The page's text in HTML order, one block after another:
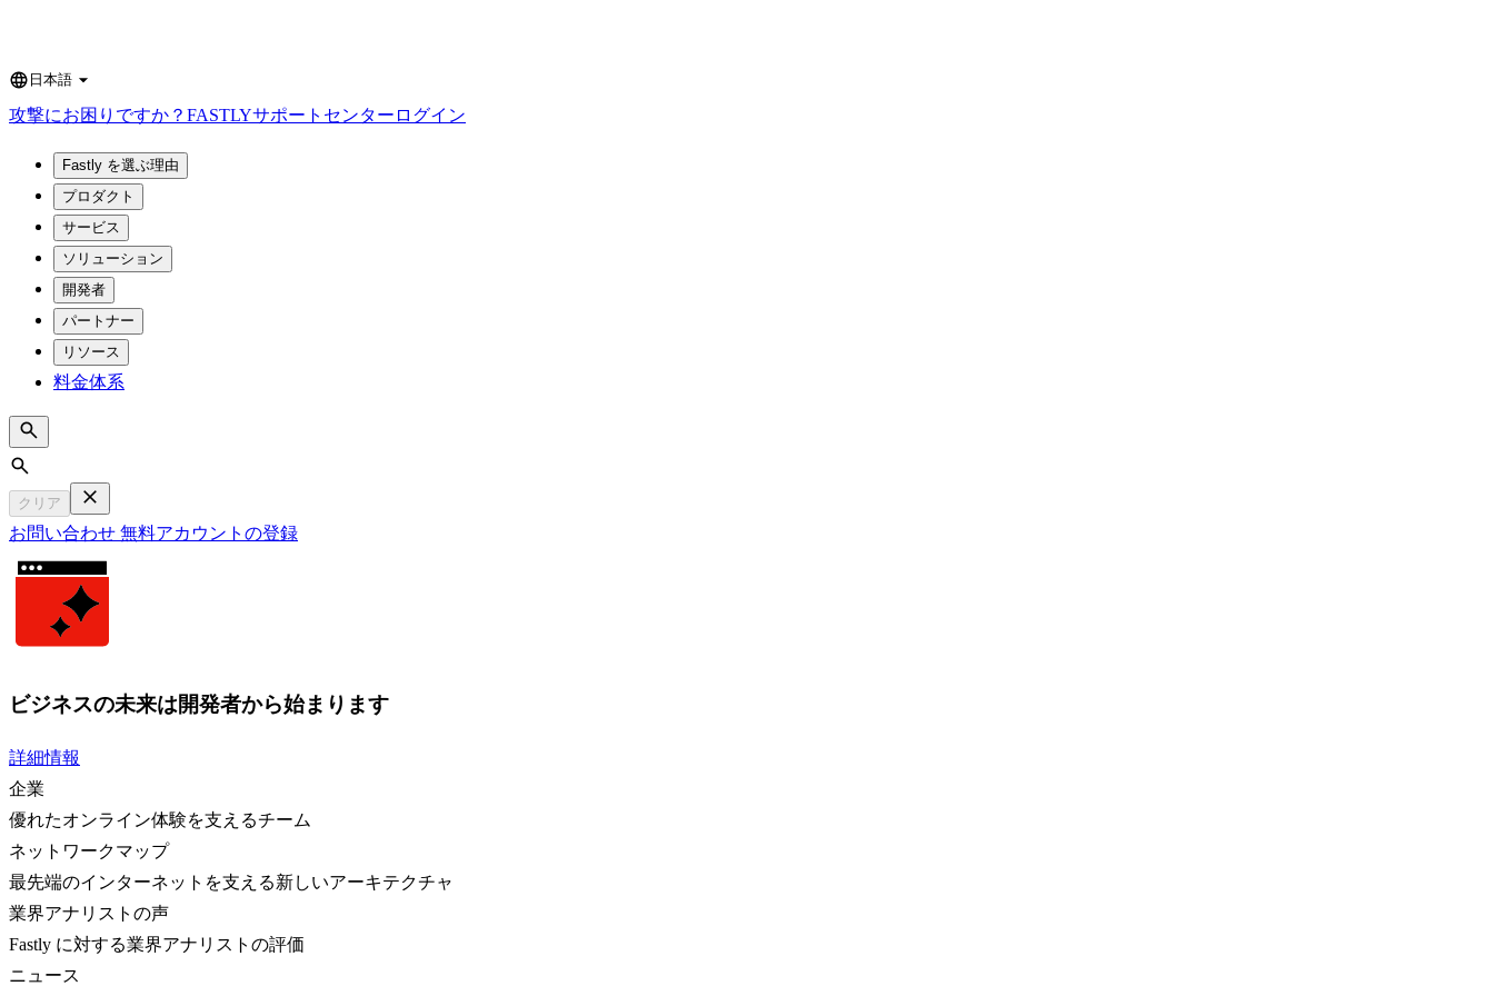
Language
日本語
攻撃にお困りですか？ FASTLYサポートセンター ログイン
Fastly を選ぶ理由
プロダクト
サービス
ソリューション
開発者
パートナー
リソース
料金体系
Search
クリア
お問い合わせ 無料アカウントの登録
ビジネスの未来は開発者から始まります
詳細情報
企業
優れたオンライン体験を支えるチーム
ネットワークマップ
最先端のインターネットを支える新しいアーキテクチャ
業界アナリストの声
Fastly に対する業界アナリストの評価
ニュース